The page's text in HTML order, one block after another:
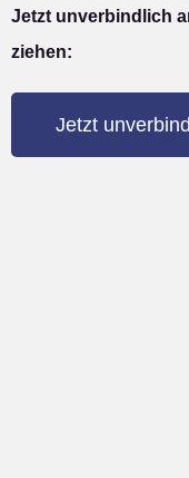
Jetzt unverbindlich
ziehen:
Jetzt